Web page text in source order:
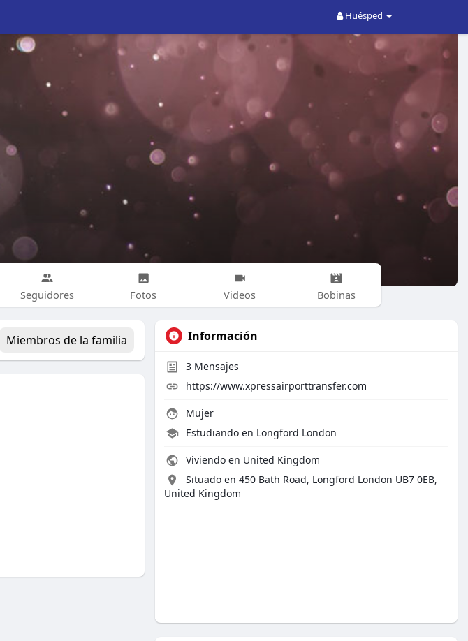
Huésped
Seguidores Fotos Videos Bobinas
Miembros de la familia Información
3 Mensajes
https://www.xpressairporttransfer.com
Mujer
Estudiando en Longford London
Viviendo en United Kingdom
Situado en 450 Bath Road, Longford London UB7 0EB,
United Kingdom